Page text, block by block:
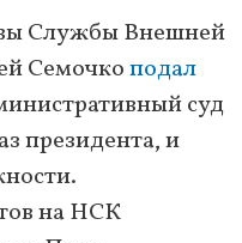
Службы Внешней
Семочкоподал
суд
президента, и
на НСК